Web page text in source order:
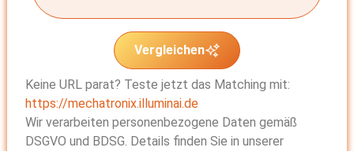
Vergleichen
Keine URL parat? Teste jetzt das Matching mit:
https://mechatronix.illuminai.de
Wir verarbeiten personenbezogene Daten gemäß
DSGVO und BDSG. Details finden Sie in unserer